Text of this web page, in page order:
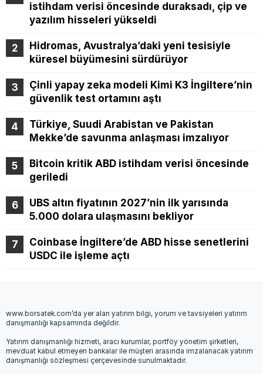
istihdam verisi öncesinde duraksadı, çip ve
yazılım hisseleri yükseldi
Hidromas, Avustralya’daki yeni tesisiyle
küresel büyümesini sürdürüyor
Çinli yapay zeka modeli Kimi K3 İngiltere’nin
güvenlik test ortamını aştı
Türkiye, Suudi Arabistan ve Pakistan
Mekke’de savunma anlaşması imzalıyor
Bitcoin kritik ABD istihdam verisi öncesinde
geriledi
UBS altın fiyatının 2027’nin ilk yarısında
5.000 dolara ulaşmasını bekliyor
Coinbase İngiltere’de ABD hisse senetlerini
USDC ile işleme açtı
www.borsatek.com’da yer alan yatırım bilgi, yorum ve tavsiyeleri yatırım
danışmanlığı kapsamında değildir.
Yatırım danışmanlığı hizmeti, aracı kurumlar, portföy yönetim şirketleri,
mevduat kabul etmeyen bankalar ile müşteri arasında imzalanacak yatırım
danışmanlığı sözleşmesi çerçevesinde sunulmaktadır.